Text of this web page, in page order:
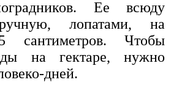
Ее всюду
лопатами, на
сантиметров. Чтобы
на гектаре, нужно
дней.